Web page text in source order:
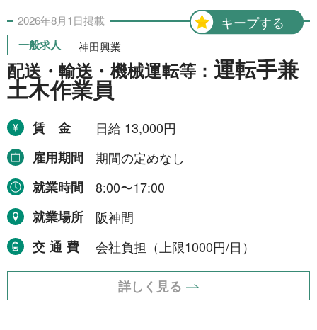
介護・福祉 1件
農林漁業
事務 1件
求人形態から探す
現金求人
契約求人
一般求人
出張求人 1件
キープする
2026年8月1日掲載
一般求人 神田興業
配送・輸送・機械運転等： 運転手兼
土木作業員
賃金
日給 13,000円
雇用期間
期間の定めなし
就業時間
8:00〜17:00
就業場所
阪神間
交通費
会社負担（上限1000円/日）
詳しく見る